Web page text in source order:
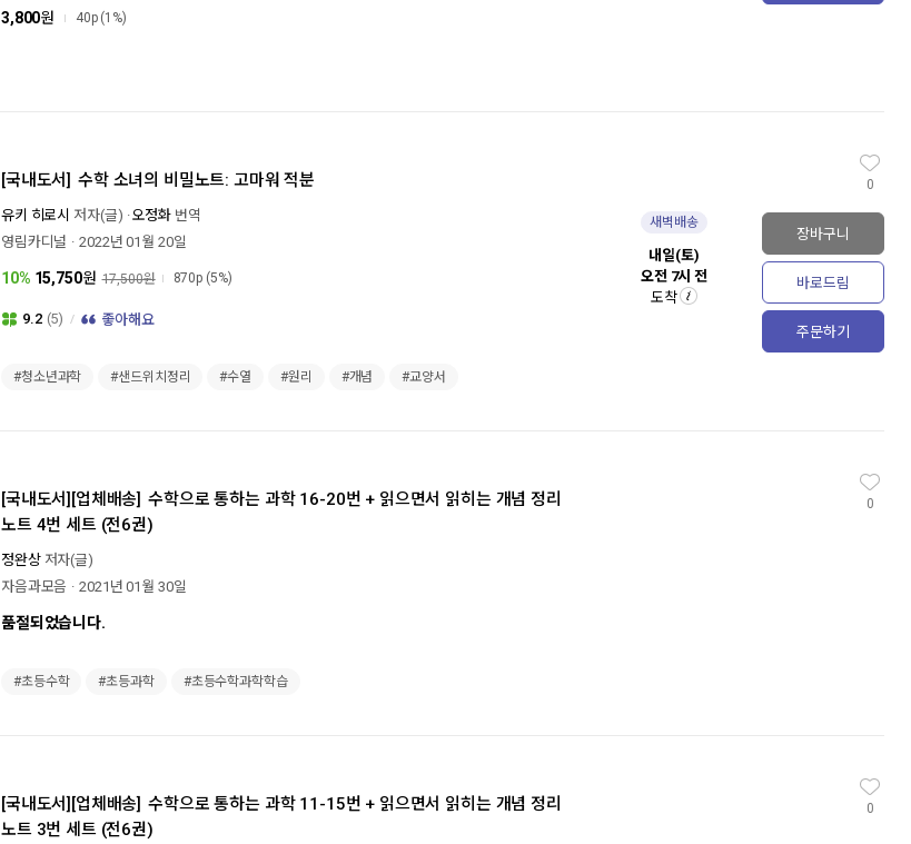
3,800원 40p (1%)
[국내도서] 수학 소녀의 비밀노트: 고마워 적분
유키 히로시 저자(글) 오정화 번역
영림카디널
2022년 01월 20일
10% 15,750원 17,500원 870p (5%)
9.2 (5) 좋아해요
#청소년과학 #샌드위치정리 #수열 #원리 #개념 #교양서
새벽배송
내일(토)
오전 7시 전
도착
0
장바구니
바로드림
주문하기
[국내도서][업체배송] 수학으로 통하는 과학 16-20번 + 읽으면서 읽히는 개념 정리
노트 4번 세트 (전6권)
정완상 저자(글)
자음과모음
2021년 01월 30일
품절되었습니다.
#초등수학 #초등과학 #초등수학과학학습
0
[국내도서][업체배송] 수학으로 통하는 과학 11-15번 + 읽으면서 읽히는 개념 정리
노트 3번 세트 (전6권)
0